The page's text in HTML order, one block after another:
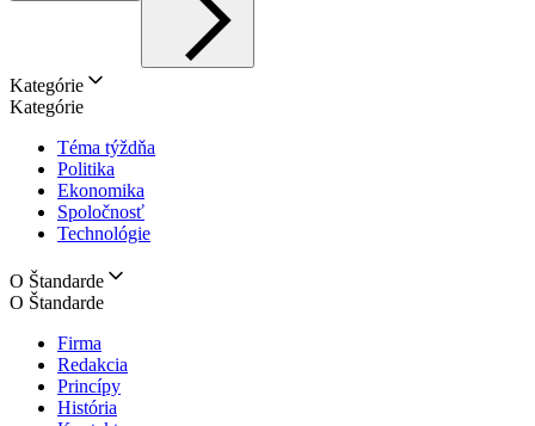
Kategórie
Kategórie
Téma týždňa
Politika
Ekonomika
Spoločnosť
Technológie
O Štandarde
O Štandarde
Firma
Redakcia
Princípy
História